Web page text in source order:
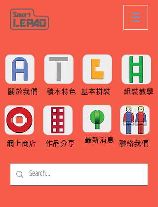
關於我們 積木特色 基本拼裝 組裝教學
網上商店 作品分享 最新消息 聯絡我們